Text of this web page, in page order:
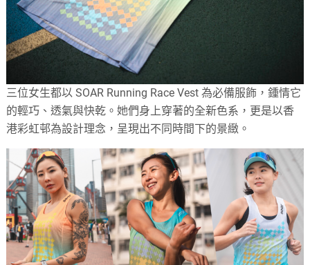
三位女生都以 SOAR Running Race Vest 為必備服飾，鍾情它
的輕巧、透氣與快乾。她們身上穿著的全新色系，更是以香
港彩虹邨為設計理念，呈現出不同時間下的景緻。